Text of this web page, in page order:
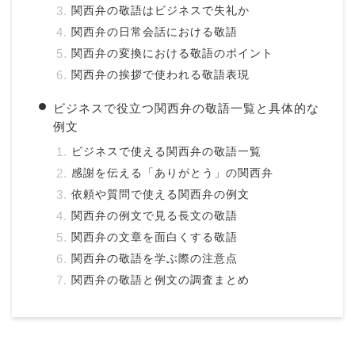
関西弁の敬語はビジネスで失礼か
関西弁の日常会話における敬語
関西弁の変換における敬語のポイント
関西弁の挨拶で使われる敬語表現
ビジネスで役立つ関西弁の敬語一覧と具体的な
例文
ビジネスで使える関西弁の敬語一覧
感謝を伝える「ありがとう」の関西弁
依頼や質問で使える関西弁の例文
関西弁の例文で見る長文の敬語
関西弁の文章を面白くする敬語
関西弁の敬語を学ぶ際の注意点
関西弁の敬語と例文の調査まとめ